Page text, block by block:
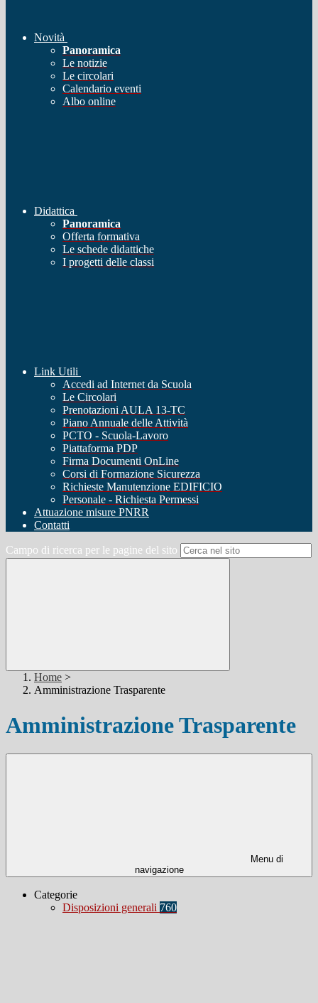
Novità
Panoramica
Le notizie
Le circolari
Calendario eventi
Albo online
Didattica
Panoramica
Offerta formativa
Le schede didattiche
I progetti delle classi
Link Utili
Accedi ad Internet da Scuola
Le Circolari
Prenotazioni AULA 13-TC
Piano Annuale delle Attività
PCTO - Scuola-Lavoro
Piattaforma PDP
Firma Documenti OnLine
Corsi di Formazione Sicurezza
Richieste Manutenzione EDIFICIO
Personale - Richiesta Permessi
Attuazione misure PNRR
Contatti
Campo di ricerca per le pagine del sito
Home >
Amministrazione Trasparente
Amministrazione Trasparente
Menu di
navigazione
Categorie
Disposizioni generali 760